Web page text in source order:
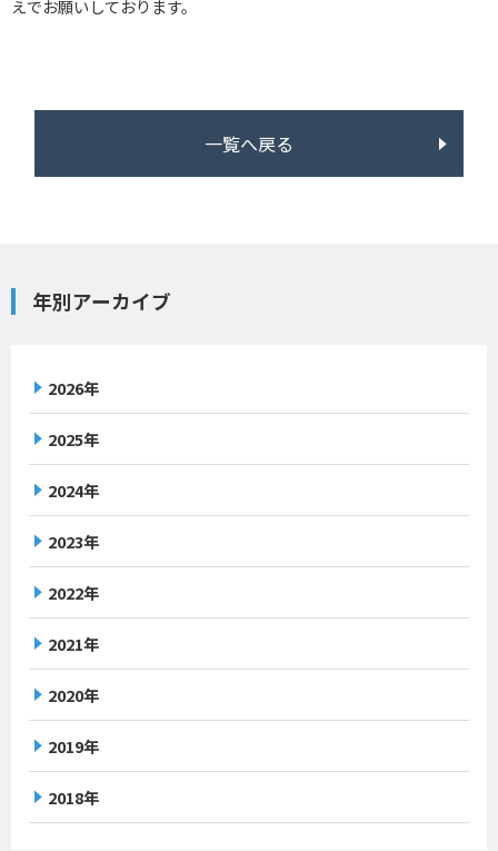
えでお願いしております。
一覧へ戻る
年別アーカイブ
2026年
2025年
2024年
2023年
2022年
2021年
2020年
2019年
2018年